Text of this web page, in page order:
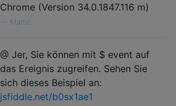
Chrome (Version 34.0.1847.116 m)
Martin
@ Jer, Sie können mit $ event auf
das Ereignis zugreifen. Sehen Sie
sich dieses Beispiel an:
jsfiddle.net/b0sx1ae1